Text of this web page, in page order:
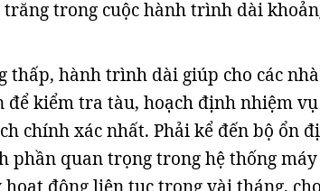
trong cuộc hành trình dài
thấp, hành trình dài giúp cho các nhà
để kiểm tra tàu, hoạch định nhiệm
chính xác nhất. Phải kể đến bộ ổn
phần quan trọng trong hệ thống